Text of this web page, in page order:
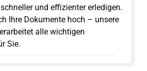
und effizienter erledigen.
Ihre Dokumente hoch – unsere
alle wichtigen
Sie.